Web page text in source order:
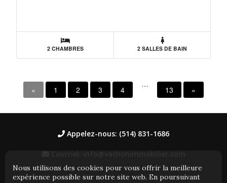
2 CHAMBRES 2 SALLES DE BAIN
« 1 2 3 4
…
13 »
Appelez-nous: (514) 831-1686
Courriel: info@vachonimmobilier.com
Nous utilisons des cookies pour vous offrir la meilleure
expérience possible sur notre site web. En poursuivant